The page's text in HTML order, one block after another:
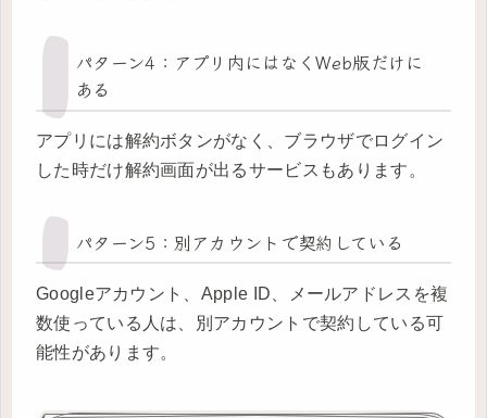
パターン4：アプリ内にはなくWeb版だけに
ある
アプリには解約ボタンがなく、ブラウザでログイン
した時だけ解約画面が出るサービスもあります。
パターン5：別アカウントで契約している
Googleアカウント、Apple ID、メールアドレスを複
数使っている人は、別アカウントで契約している可
能性があります。